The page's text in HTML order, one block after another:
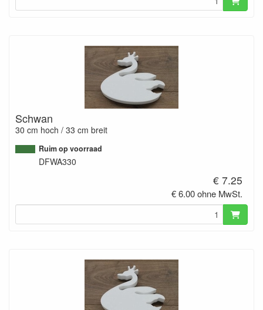
Schwan
30 cm hoch / 33 cm breit
Ruim op voorraad
DFWA330
€ 7.25
€ 6.00 ohne MwSt.